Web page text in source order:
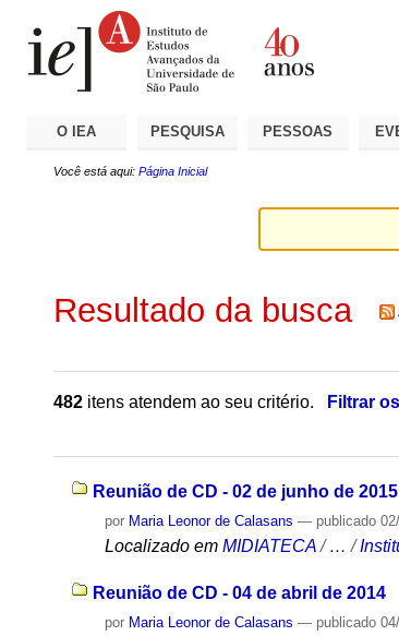
O IEA PESQUISA PESSOAS
Você está aqui: Página Inicial
Resultado da busca
482 itens atendem ao seu critério.
Filtrar
Reunião de CD - 02 de junho de 2015
por Maria Leonor de Calasans — publicado
Localizado em MIDIATECA /…/
Reunião de CD - 04 de abril de 2014
por Maria Leonor de Calasans — publicado